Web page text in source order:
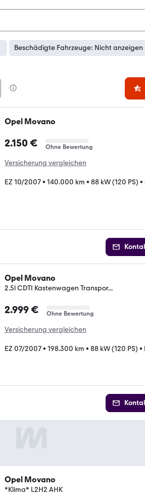
Beschädigte Fahrzeuge: Nicht anzeigen
Opel Movano
2.150 € Ohne Bewertung
Versicherung vergleichen
EZ 10/2007• 140.000 km • 88 kW (120 PS) •
Opel Movano
2.5l CDTI Kastenwagen Transpor...
2.999 € Ohne Bewertung
Versicherung vergleichen
EZ 07/2007• 198.300 km • 88 kW (120 PS) •
Opel Movano
*Klima* L2H2 AHK